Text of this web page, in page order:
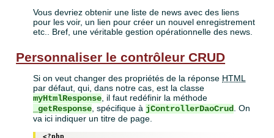
Vous devriez obtenir une liste de news avec des liens
pour les voir, un lien pour créer un nouvel enregistrement
etc.. Bref, une véritable gestion opérationnelle des news.
Personnaliser le contrôleur CRUD
Si on veut changer des propriétés de la réponse HTML
par défaut, qui, dans notre cas, est la classe
myHtmlResponse , il faut redéfinir la méthode
_getResponse , spécifique à jControllerDaoCrud . On
va ici indiquer un titre de page.
<?php